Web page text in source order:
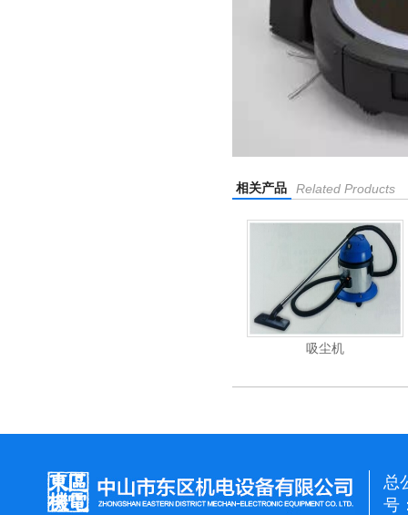
相关产品 Related Products
电动高压清洗机
总
号